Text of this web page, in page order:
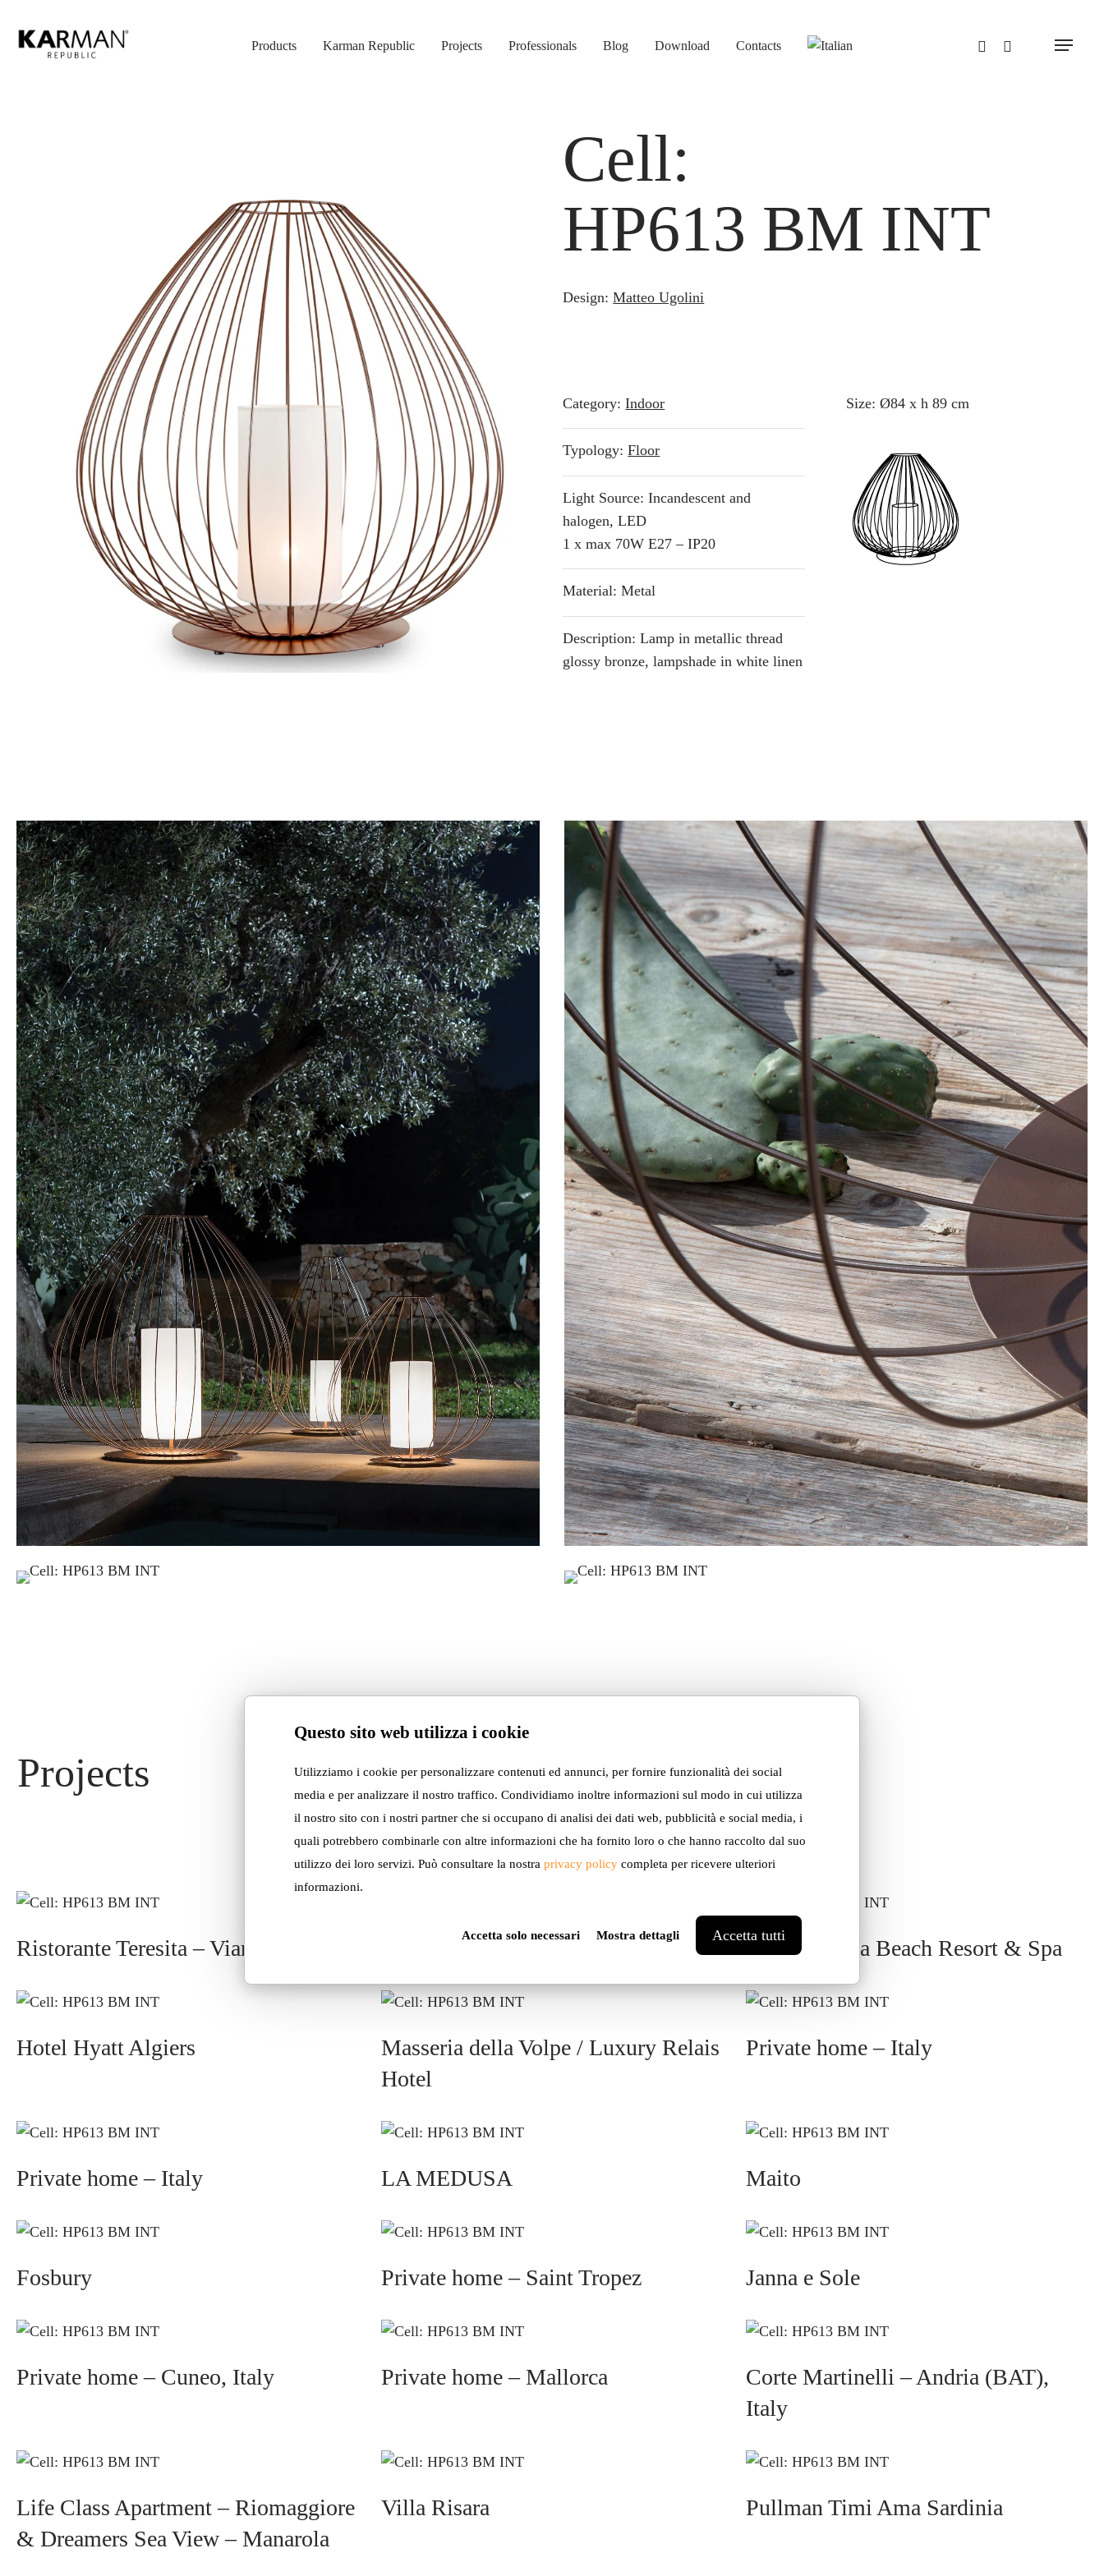
Questo sito web utilizza i cookie
Utilizziamo i cookie per personalizzare contenuti ed annunci, per fornire funzionalità dei social
media e per analizzare il nostro traffico. Condividiamo inoltre informazioni sul modo in cui utilizza
il nostro sito con i nostri partner che si occupano di analisi dei dati web, pubblicità e social media, i
quali potrebbero combinarle con altre informazioni che ha fornito loro o che hanno raccolto dal suo
utilizzo dei loro servizi. Può consultare la nostra privacy policy completa per ricevere ulteriori
informazioni.
Accetta solo necessari Mostra dettagli Accetta tutti
Products Karman Republic Projects Professionals Blog Download Contacts Menu
Cell:
HP613 BM INT
Design:Matteo Ugolini
Category:Indoor
Typology:Floor
Light Source: Incandescent and
halogen, LED
1 x max 70W E27 – IP20
Material: Metal
Description: Lamp in metallic thread
glossy bronze, lampshade in white linen
Size: Ø84 x h 89 cm
Projects
Ristorante Teresita – Viareggio, Italy Private home – Moscow Mitsis Rinela Beach Resort & Spa
Hotel Hyatt Algiers
Masseria della Volpe / Luxury Relais
Hotel
Private home – Italy
Private home – Italy LA MEDUSA Maito
Fosbury Private home – Saint Tropez Janna e Sole
Private home – Cuneo, Italy Private home – Mallorca
Corte Martinelli – Andria (BAT),
Italy
Life Class Apartment – Riomaggiore
& Dreamers Sea View – Manarola
Villa Risara Pullman Timi Ama Sardinia